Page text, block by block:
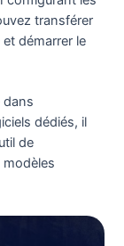
transférer
démarrer le
dans
dédiés, il
de